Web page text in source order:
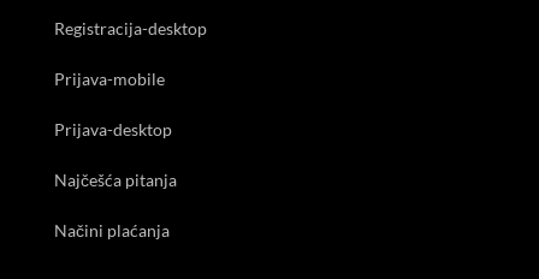
Registracija-desktop
Prijava-mobile
Prijava-desktop
Najčešća pitanja
Načini plaćanja